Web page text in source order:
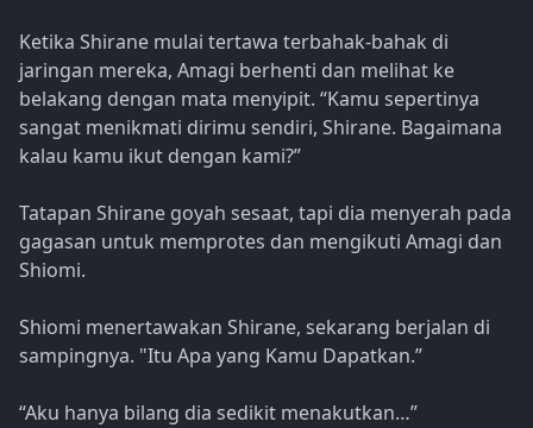
Ketika Shirane mulai tertawa terbahak-bahak di
jaringan mereka, Amagi berhenti dan melihat ke
belakang dengan mata menyipit. “Kamu sepertinya
sangat menikmati dirimu sendiri, Shirane. Bagaimana
kalau kamu ikut dengan kami?”
Tatapan Shirane goyah sesaat, tapi dia menyerah pada
gagasan untuk memprotes dan mengikuti Amagi dan
Shiomi.
Shiomi menertawakan Shirane, sekarang berjalan di
sampingnya. "Itu Apa yang Kamu Dapatkan.”
“Aku hanya bilang dia sedikit menakutkan…”